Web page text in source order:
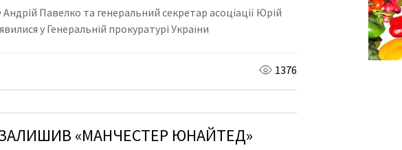
Павелко та генеральний секретар асоціації Юрій
у Генеральній прокуратурі України
1376
«МАНЧЕСТЕР ЮНАЙТЕД»